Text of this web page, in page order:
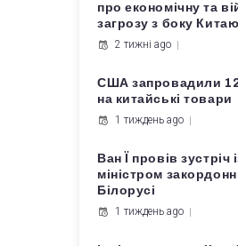
про економічну та
загрозу з боку Китаю
2 тижні ago
США запровадили
на китайські товари
1 тиждень ago
Ван Ї провів зустріч
міністром
Білорусі
1 тиждень ago